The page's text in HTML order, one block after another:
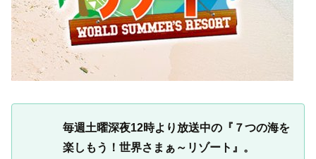
毎週土曜深夜12時より放送中の『７つの海を
楽しもう！世界さまぁ～リゾート』。